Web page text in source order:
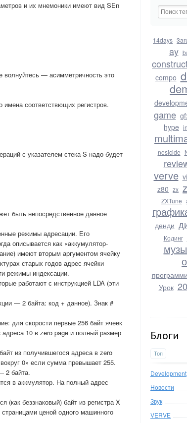
14days
ay
compo
game
hype
nesicide
verve
z80 zx
ZXTune
денди
Кодинг
Урок
Блоги
Топ
Development
Новости
Звук
VERVE
и их мнемоники имеют вид SEn
волнуйтесь — асимметричность это
соответствющих регистров.
с указателем стека S надо будет
быть непосредственное данное
режимы адресации. Его
описывается как «аккумулятор-
имеют вторым аргументом ячейку
старых годов адрес ячейки
режимы индексации.
работают с инструкцией LDA (эти
— 2 байта: код + данное). Знак #
для скорости первые 256 байт ячеек
адреса 10 в zero page и полный размер
из получившегося адреса в zero
0» если сумма превышает 255.
2 байта.
в аккмулятор. На полный адрес
беззнаковый) байт из регистра X
ценой одного машинного